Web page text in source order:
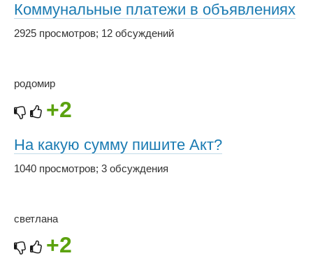
Коммунальные платежи в объявлениях
2925 просмотров; 12 обсуждений
родомир
+2
На какую сумму пишите Акт?
1040 просмотров; 3 обсуждения
светлана
+2